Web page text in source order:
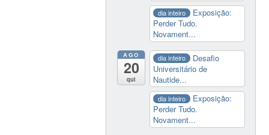
dia inteiro
Exposição:
Perder Tudo.
Novament...
AGO
20
qui
dia inteiro
Desafio
Universitário de
Nautide...
dia inteiro
Exposição:
Perder Tudo.
Novament...